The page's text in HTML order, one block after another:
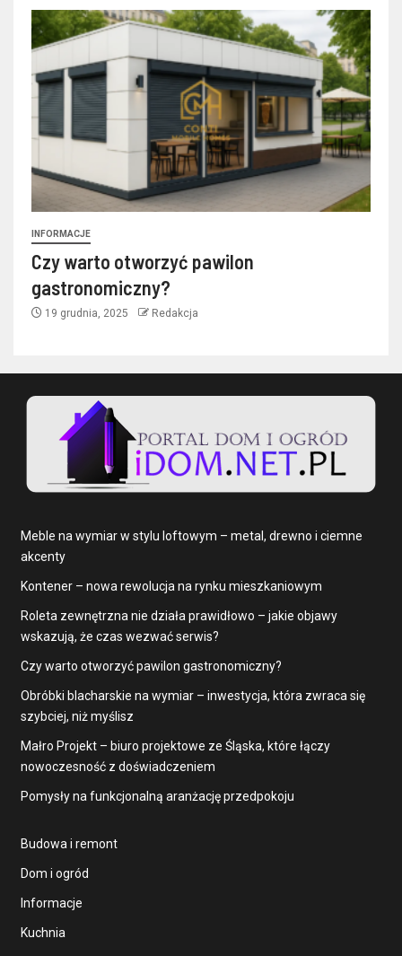
INFORMACJE
Czy warto otworzyć pawilon
gastronomiczny?
19 grudnia, 2025 Redakcja
Meble na wymiar w stylu loftowym – metal, drewno i ciemne
akcenty
Kontener – nowa rewolucja na rynku mieszkaniowym
Roleta zewnętrzna nie działa prawidłowo – jakie objawy
wskazują, że czas wezwać serwis?
Czy warto otworzyć pawilon gastronomiczny?
Obróbki blacharskie na wymiar – inwestycja, która zwraca się
szybciej, niż myślisz
Małro Projekt – biuro projektowe ze Śląska, które łączy
nowoczesność z doświadczeniem
Pomysły na funkcjonalną aranżację przedpokoju
Budowa i remont
Dom i ogród
Informacje
Kuchnia